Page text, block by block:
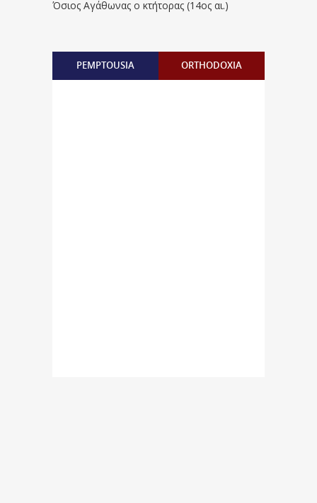
Όσιος Αγάθωνας ο κτήτορας (14ος αι.)
PEMPTOUSIA ORTHODOXIA